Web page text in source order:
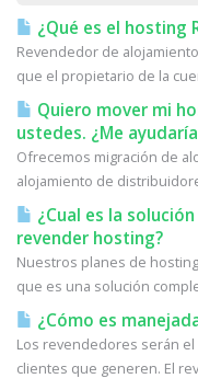
¿Qué es el hosting
Revendedor de
que el propietario de la
Quiero mover mi
ustedes. ¿Me
Ofrecemos migración de
alojamiento de
¿Cual es la
revender hosting?
Nuestros planes de
que es una solución
¿Cómo es
Los revendedores serán
clientes que generen. El